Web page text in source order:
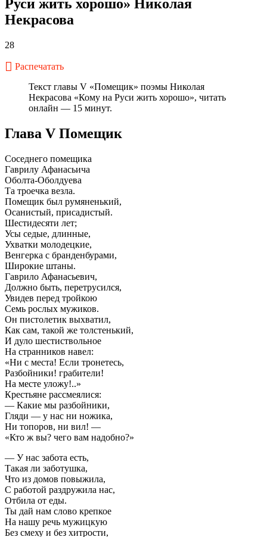
Руси жить хорошо» Николая
Некрасова
28
Распечатать
Текст главы V «Помещик» поэмы Николая
Некрасова «Кому на Руси жить хорошо», читать
онлайн — 15 минут.
Глава V Помещик
Соседнего помещика
Гаврилу Афанасьича
Оболта-Оболдуева
Та троечка везла.
Помещик был румяненький,
Осанистый, присадистый.
Шестидесяти лет;
Усы седые, длинные,
Ухватки молодецкие,
Венгерка с бранденбурами,
Широкие штаны.
Гаврило Афанасьевич,
Должно быть, перетрусился,
Увидев перед тройкою
Семь рослых мужиков.
Он пистолетик выхватил,
Как сам, такой же толстенький,
И дуло шестиствольное
На странников навел:
«Ни с места! Если тронетесь,
Разбойники! грабители!
На месте уложу!..»
Крестьяне рассмеялися:
— Какие мы разбойники,
Гляди — у нас ни ножика,
Ни топоров, ни вил! —
«Кто ж вы? чего вам надобно?»
— У нас забота есть,
Такая ли заботушка,
Что из домов повыжила,
С работой раздружила нас,
Отбила от еды.
Ты дай нам слово крепкое
На нашу речь мужицкую
Без смеху и без хитрости,